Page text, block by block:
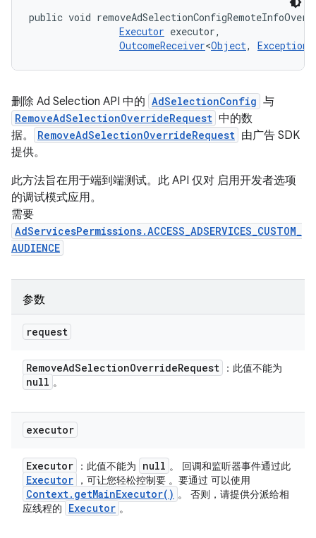
public void
Executor executor,
OutcomeReceiver<Object, Exception
删除 Ad Selection API 中的 AdSelectionConfig 与
RemoveAdSelectionOverrideRequest 中的数
据。
RemoveAdSelectionOverrideRequest 由广告 SDK
提供。
此方法旨在用于端到端测试。此 API 仅对 启用开发者选项
的调试模式应用。
需要
AdServicesPermissions.ACCESS_ADSERVICES_CUSTOM_
AUDIENCE
参数
request
RemoveAdSelectionOverrideRequest ：此值不能为
null 。
executor
Executor ：此值不能为 null 。 回调和监听器事件通过此
Executor ，可让您轻松控制要 。要通过 可以使用
Context. getMainExecutor( ) 。 否则，请提供分派给相
应线程的
Executor 。